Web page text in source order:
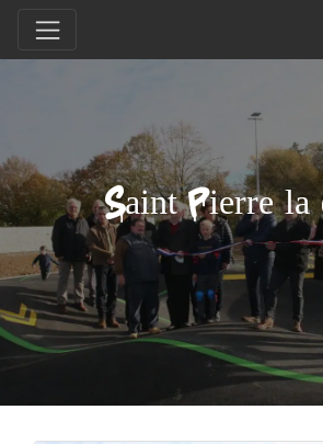
Saint Pierre la